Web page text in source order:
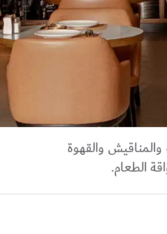
والمناقيش والقهوة
الطعام.